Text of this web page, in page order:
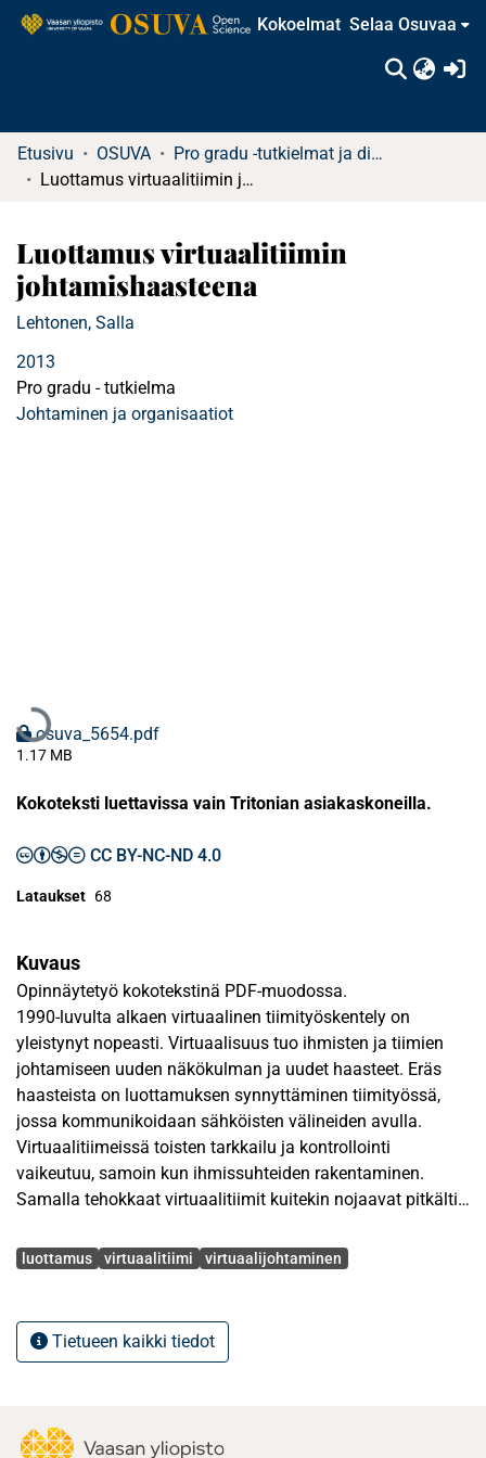
Kokoelmat Selaa Osuvaa
Etusivu OSUVA
Pro gradu -tutkielmat ja diplomityöt (rajattu saatavuus)
Luottamus virtuaalitiimin johtamishaasteena
Luottamus virtuaalitiimin
johtamishaasteena
Lehtonen, Salla
2013
Pro gradu - tutkielma
Johtaminen ja organisaatiot
Ladataan...osuva_5654.pdf
1.17 MB
Kokoteksti luettavissa vain Tritonian asiakaskoneilla.
CC BY-NC-ND 4.0
Lataukset 68
Kuvaus
Opinnäytetyö kokotekstinä PDF-muodossa.
1990-luvulta alkaen virtuaalinen tiimityöskentely on
yleistynyt nopeasti. Virtuaalisuus tuo ihmisten ja tiimien
johtamiseen uuden näkökulman ja uudet haasteet. Eräs
haasteista on luottamuksen synnyttäminen tiimityössä,
jossa kommunikoidaan sähköisten välineiden avulla.
Virtuaalitiimeissä toisten tarkkailu ja kontrollointi
vaikeutuu, samoin kun ihmissuhteiden rakentaminen.
Samalla tehokkaat virtuaalitiimit kuitekin nojaavat pitkälti
perustuvat pitkälti luottamukseen.
sekä luottamuksesta virtuaalitiimeissä tehtyä tutkimusta.
Tutkimuksen empiirinen osuus perustuu
kokemus virtuaalisen tiimin johtamisesta tai
Avainsanat
luottamus virtuaalitiimi virtuaalijohtaminen
Tietueen kaikki tiedot